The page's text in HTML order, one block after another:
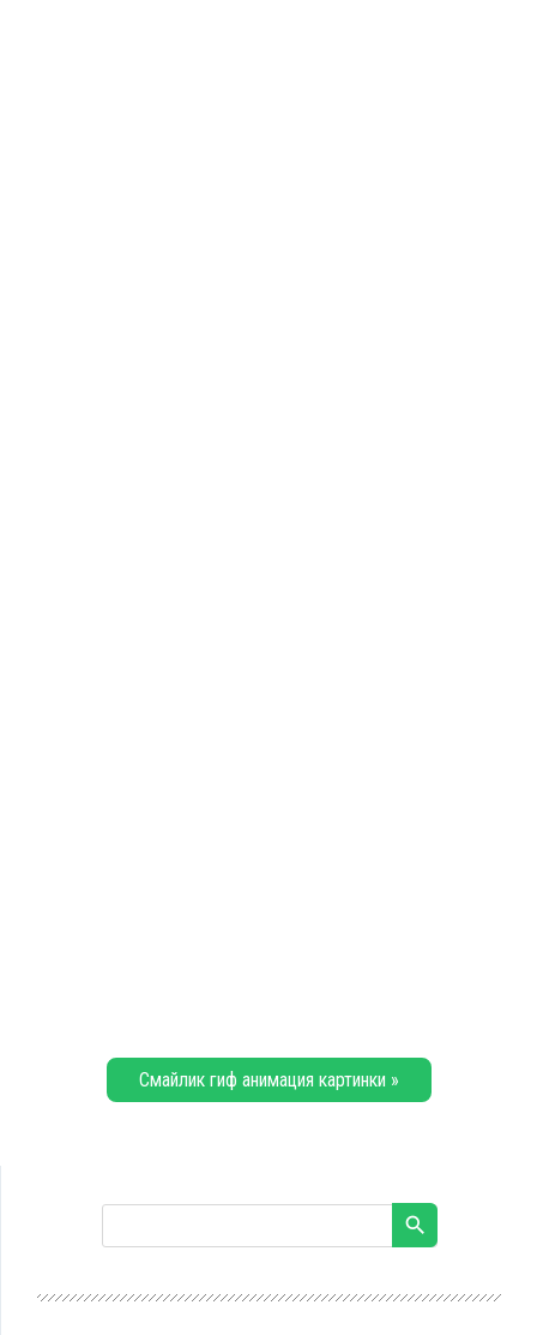
Смайлик гиф анимация картинки »